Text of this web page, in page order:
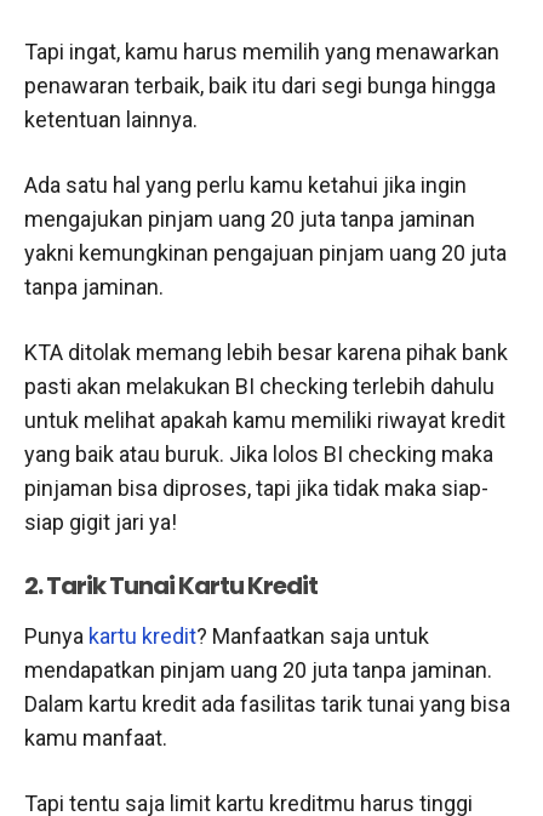
Tapi ingat, kamu harus memilih yang menawarkan
penawaran terbaik, baik itu dari segi bunga hingga
ketentuan lainnya.
Ada satu hal yang perlu kamu ketahui jika ingin
mengajukan pinjam uang 20 juta tanpa jaminan
yakni kemungkinan pengajuan pinjam uang 20 juta
tanpa jaminan.
KTA ditolak memang lebih besar karena pihak bank
pasti akan melakukan BI checking terlebih dahulu
untuk melihat apakah kamu memiliki riwayat kredit
yang baik atau buruk. Jika lolos BI checking maka
pinjaman bisa diproses, tapi jika tidak maka siap-
siap gigit jari ya!
2. Tarik Tunai Kartu Kredit
Punya kartu kredit? Manfaatkan saja untuk
mendapatkan pinjam uang 20 juta tanpa jaminan.
Dalam kartu kredit ada fasilitas tarik tunai yang bisa
kamu manfaat.
Tapi tentu saja limit kartu kreditmu harus tinggi